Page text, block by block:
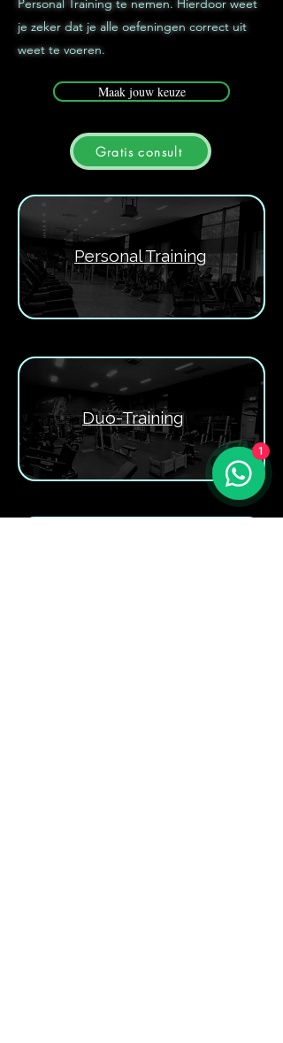
Personal Training te nemen. Hierdoor weet
je zeker dat je alle oefeningen correct uit
weet te voeren.
Maak jouw keuze
Gratis consult
Personal Training
Duo-Training
1